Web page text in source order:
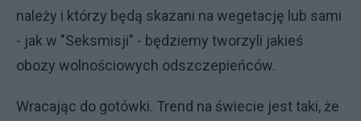
należy i którzy będą skazani na wegetację lub sami
- jak w "Seksmisji" - będziemy tworzyli jakieś
obozy wolnościowych odszczepieńców.
Wracając do gotówki. Trend na świecie jest taki, że